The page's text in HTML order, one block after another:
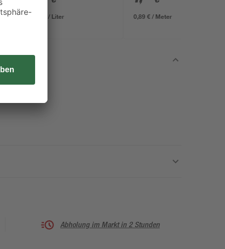
7,11 € / Liter 0,89 € / Meter
Abholung im Markt in 2 Stunden